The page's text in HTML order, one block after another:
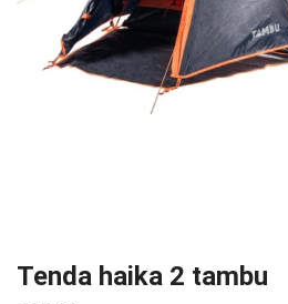
Tenda haika 2 tambu